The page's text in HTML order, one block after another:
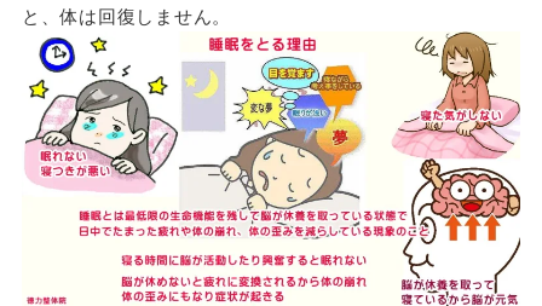
と、体は回復しません。